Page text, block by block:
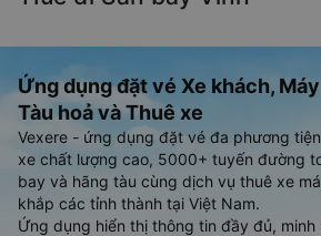
Ứng dụng đặt vé Xe khách,
Tàu hoả và Thuê xe
Vexere - ứng dụng đặt vé đa phương
xe chất lượng cao, 5000+ tuyến đường
bay và hãng tàu cùng dịch vụ thuê xe
khắp các tỉnh thành tại Việt Nam.
Ứng dụng hiển thị thông tin đầy đủ,